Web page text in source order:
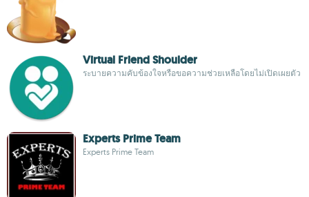
Virtual Friend Shoulder
ระบายความคับข้องใจหรือขอความช่วยเหลือโดยไม่เปิดเผยตัว
Experts Prime Team
Experts Prime Team